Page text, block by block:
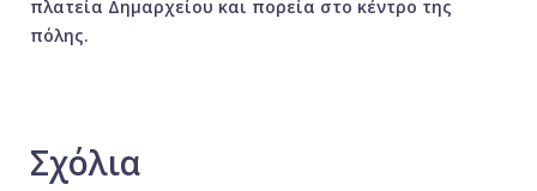
πλατεία Δημαρχείου και πορεία στο κέντρο της
πόλης.
Σχόλια